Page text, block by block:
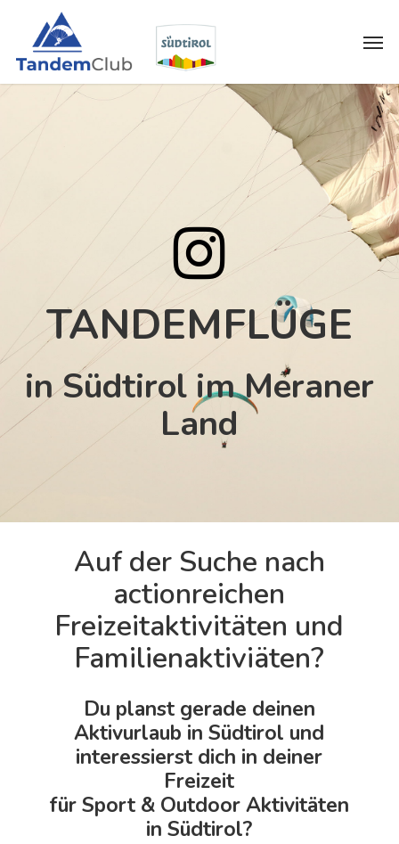
main
content
TANDEMFLÜGE
in Südtirol im Meraner
Land
Auf der Suche nach
actionreichen
Freizeitaktivitäten und
Familienaktiviäten?
Du planst gerade deinen
Aktivurlaub in Südtirol und
interessierst dich in deiner
Freizeit
für Sport & Outdoor Aktivitäten
in Südtirol?